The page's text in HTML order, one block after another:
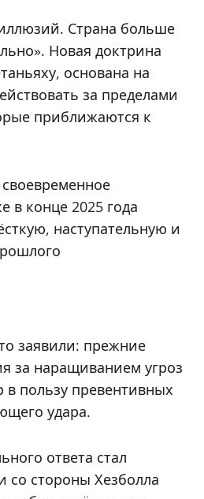
Страна больше
Новая доктрина
основана на
за пределами
приближаются к
в конце 2025 года
наступательную и
заявили: прежние
за наращиванием угроз
в пользу превентивных
удара.
ответа стал
со стороны Хезболла